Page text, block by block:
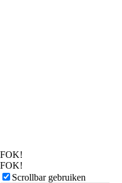
FOK!
FOK!
Scrollbar gebruiken